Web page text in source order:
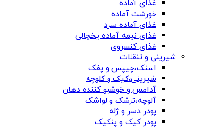
غذای آماده
خورشت آماده
غذای آماده سرد
غذای نیمه آماده یخچالی
غذای کنسروی
شیرینی و تنقلات
اسنک،چیپس و پفک
شیرینی،کیک و کلوچه
آدامس و خوشبو کننده دهان
آلوچه،ترشک و لواشک
پودر دسر و ژله
پودر کیک و پنکیک